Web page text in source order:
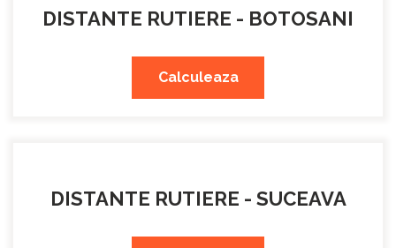
DISTANTE RUTIERE - BOTOSANI
Calculeaza
DISTANTE RUTIERE - SUCEAVA